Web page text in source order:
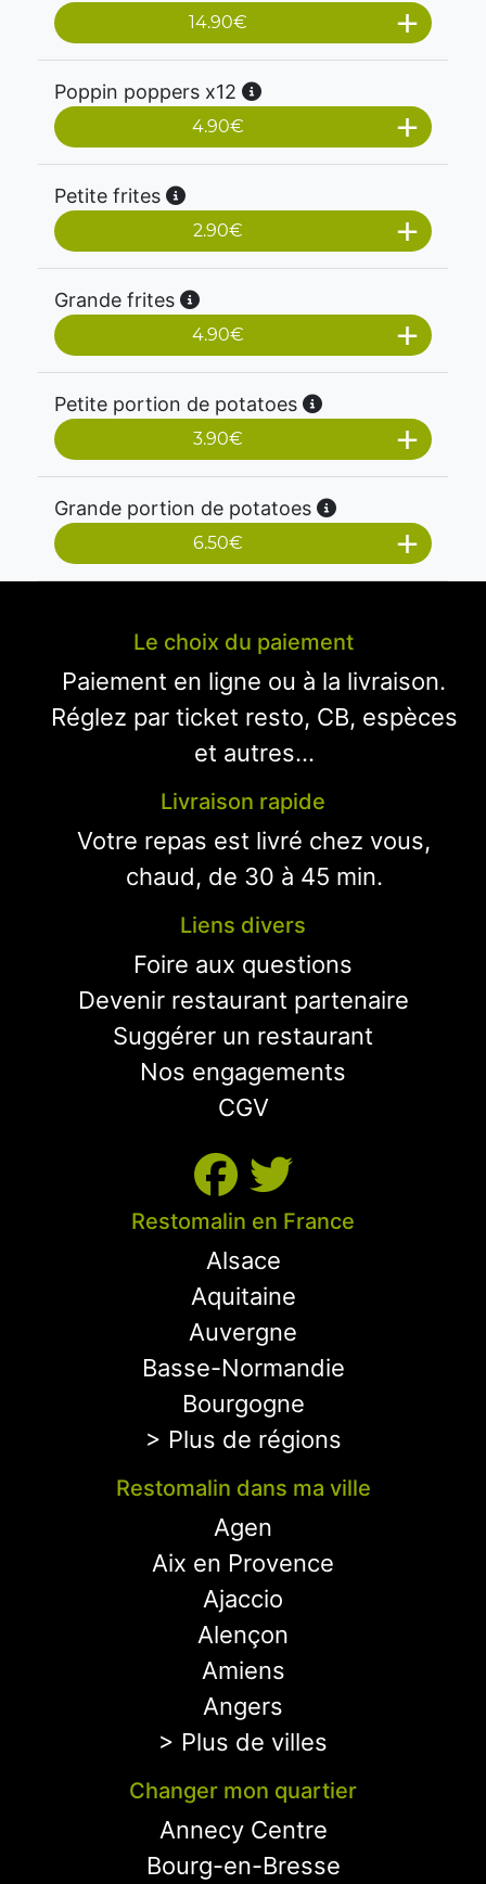
14.90€
Poppin poppers x12
4.90€
Petite frites
2.90€
Grande frites
4.90€
Petite portion de potatoes
3.90€
Grande portion de potatoes
6.50€
Le choix du paiement
Paiement en ligne ou à la livraison.
Réglez par ticket resto, CB, espèces
et autres...
Livraison rapide
Votre repas est livré chez vous,
chaud, de 30 à 45 min.
Liens divers
Foire aux questions
Devenir restaurant partenaire
Suggérer un restaurant
Nos engagements
CGV
Restomalin en France
Alsace
Aquitaine
Auvergne
Basse-Normandie
Bourgogne
> Plus de régions
Restomalin dans ma ville
Agen
Aix en Provence
Ajaccio
Alençon
Amiens
Angers
> Plus de villes
Changer mon quartier
Annecy Centre
Bourg-en-Bresse